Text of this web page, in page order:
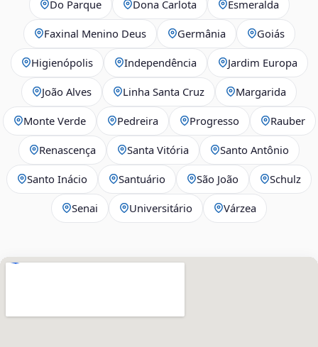
Do Parque Dona Carlota Esmeralda
Faxinal Menino Deus Germânia Goiás
Higienópolis Independência Jardim Europa
João Alves Linha Santa Cruz Margarida
Monte Verde Pedreira Progresso Rauber
Renascença Santa Vitória Santo Antônio
Santo Inácio Santuário São João Schulz
Senai Universitário Várzea